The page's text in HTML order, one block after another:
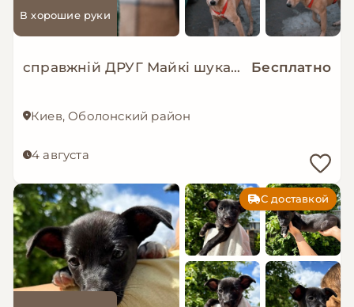
В хорошие руки
справжній ДРУГ Майкі шукає родину! Бесплатно
Киев, Оболонский район
4 августа
С доставкой